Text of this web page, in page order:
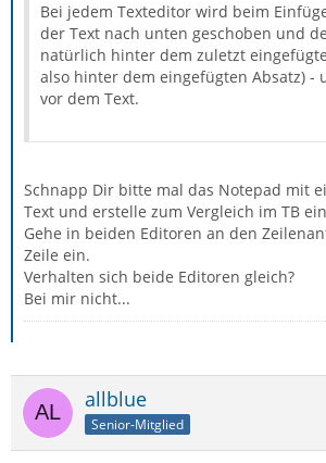
Bei jedem Texteditor wird beim
der Text nach unten geschoben und
natürlich hinter dem zuletzt
also hinter dem eingefügten Absatz) -
vor dem Text.
Schnapp Dir bitte mal das Notepad mit
Text und erstelle zum Vergleich im TB
Gehe in beiden Editoren an den
Zeile ein.
Verhalten sich beide Editoren gleich?
Bei mir nicht...
allblue
Senior-Mitglied